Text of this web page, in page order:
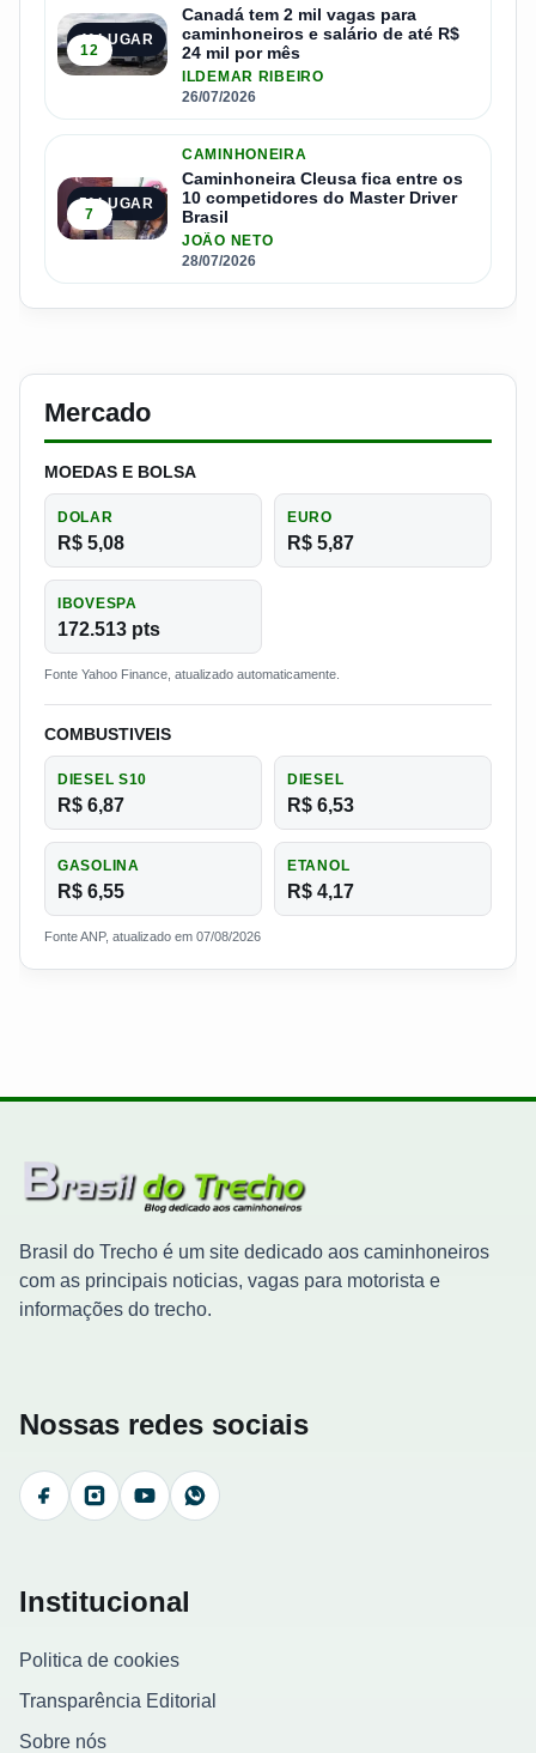
4º LUGAR
12
Canadá tem 2 mil vagas para
caminhoneiros e salário de até R$
24 mil por mês
ILDEMAR RIBEIRO
26/07/2026
5º LUGAR
7
CAMINHONEIRA
Caminhoneira Cleusa fica entre os
10 competidores do Master Driver
Brasil
JOÃO NETO
28/07/2026
Mercado
MOEDAS E BOLSA
DOLAR
R$ 5,08
EURO
R$ 5,87
IBOVESPA
172.513 pts
Fonte Yahoo Finance, atualizado automaticamente.
COMBUSTIVEIS
DIESEL S10
R$ 6,87
DIESEL
R$ 6,53
GASOLINA
R$ 6,55
ETANOL
R$ 4,17
Fonte ANP, atualizado em 07/08/2026
Brasil do Trecho é um site dedicado aos caminhoneiros
com as principais noticias, vagas para motorista e
informações do trecho.
Nossas redes sociais
FacebookInstagramYouTubeWhatsApp
Institucional
Politica de cookies
Transparência Editorial
Sobre nós